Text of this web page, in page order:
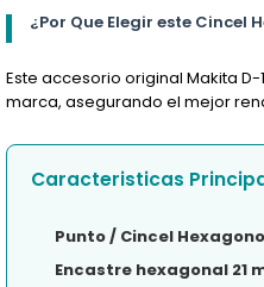
¿Por Que Elegir este Cincel
Este accesorio original Makita
marca, asegurando el mejor
Caracteristicas
Punto / Cincel
Encastre hexagonal 21